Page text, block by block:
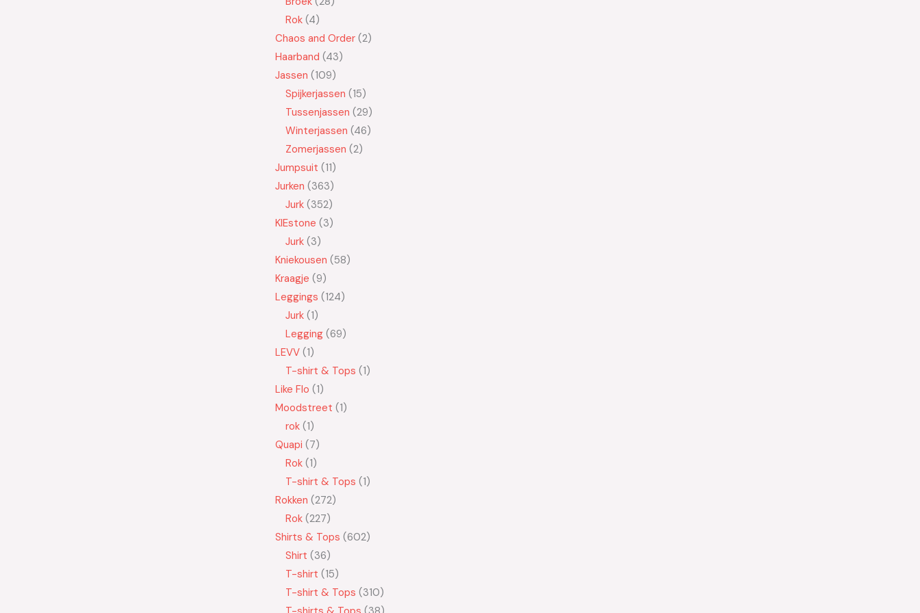
Rok 4
Chaos and Order 2
Haarband 43
Jassen 109
Spijkerjassen 15
Tussenjassen 29
Winterjassen 46
Zomerjassen 2
Jumpsuit 11
Jurken 363
Jurk 352
KIEstone 3
Jurk 3
Kniekousen 58
Kraagje 9
Leggings 124
Jurk 1
Legging 69
LEVV 1
T-shirt & Tops 1
Like Flo 1
Moodstreet 1
rok 1
Quapi 7
Rok 1
T-shirt & Tops 1
Rokken 272
Rok 227
Shirts & Tops 602
Shirt 36
T-shirt 15
T-shirt & Tops 310